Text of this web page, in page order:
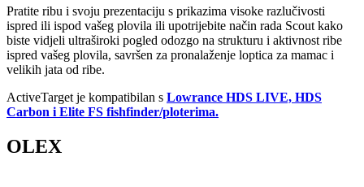
Pratite ribu i svoju prezentaciju s prikazima visoke razlučivosti
ispred ili ispod vašeg plovila ili upotrijebite način rada Scout kako
biste vidjeli ultraširoki pogled odozgo na strukturu i aktivnost ribe
ispred vašeg plovila, savršen za pronalaženje loptica za mamac i
velikih jata od ribe.
ActiveTarget je kompatibilan s Lowrance HDS LIVE, HDS
Carbon i Elite FS fishfinder/ploterima.
OLEX